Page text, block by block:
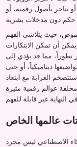
تتاجر بأصول رقمية، أو
حيث يتلاشى الفهم
أن تمكن الابتكارات
تطوراً، مما قد يؤدي إلى
ديناميكياً، أو حتى
الغرابة مع ابتعاد
عوالم رقمية مثيرة
عالمها الخاص
الاصطناعي ليس مجرد